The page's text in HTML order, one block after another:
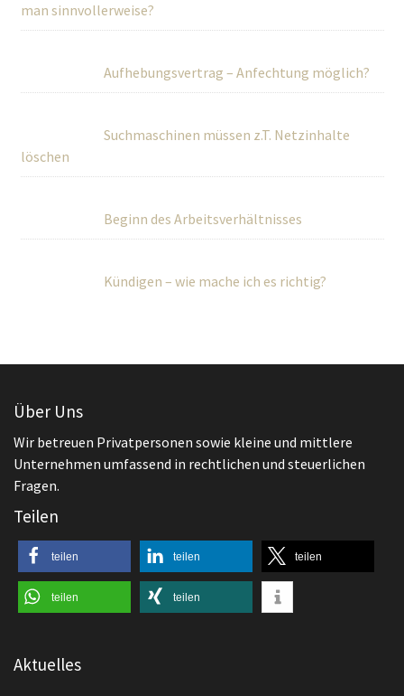
man sinnvollerweise?
Aufhebungsvertrag – Anfechtung möglich?
Suchmaschinen müssen z.T. Netzinhalte
löschen
Beginn des Arbeitsverhältnisses
Kündigen – wie mache ich es richtig?
Über Uns
Wir betreuen Privatpersonen sowie kleine und mittlere
Unternehmen umfassend in rechtlichen und steuerlichen
Fragen.
Teilen
teilen teilen teilen
teilen teilen
Aktuelles